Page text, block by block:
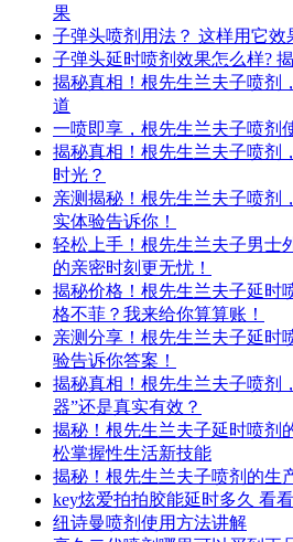
果
子弹头喷剂用法？ 这样用它效
子弹头延时喷剂效果怎么样?
揭秘真相！根先生兰夫子喷剂
道
一喷即享，根先生兰夫子喷剂
揭秘真相！根先生兰夫子喷剂
时光？
亲测揭秘！根先生兰夫子喷剂
实体验告诉你！
轻松上手！根先生兰夫子男士
的亲密时刻更无忧！
揭秘价格！根先生兰夫子延时
格不菲？我来给你算算账！
亲测分享！根先生兰夫子延时
验告诉你答案！
揭秘真相！根先生兰夫子喷剂
器”还是真实有效？
揭秘！根先生兰夫子延时喷剂
松掌握性生活新技能
揭秘！根先生兰夫子喷剂的生
key炫爱拍拍胶能延时多久 看
纽诗曼喷剂使用方法讲解